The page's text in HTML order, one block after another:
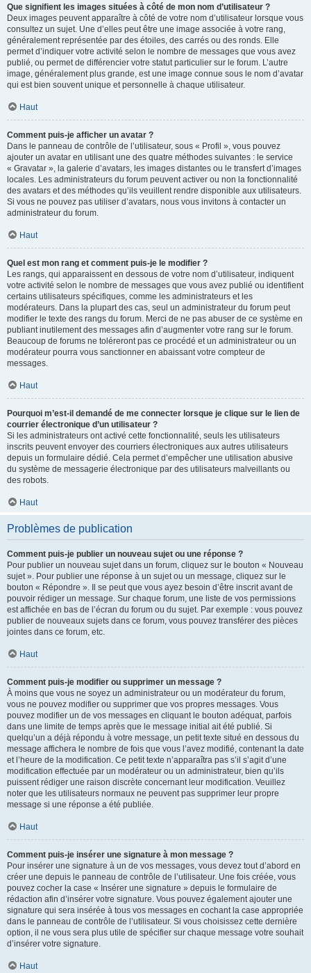
Que signifient les images situées à côté de mon nom d’utilisateur ?
Deux images peuvent apparaître à côté de votre nom d’utilisateur lorsque vous
consultez un sujet. Une d’elles peut être une image associée à votre rang,
généralement représentée par des étoiles, des carrés ou des ronds. Elle
permet d’indiquer votre activité selon le nombre de messages que vous avez
publié, ou permet de différencier votre statut particulier sur le forum. L’autre
image, généralement plus grande, est une image connue sous le nom d’avatar
qui est bien souvent unique et personnelle à chaque utilisateur.
Haut
Comment puis-je afficher un avatar ?
Dans le panneau de contrôle de l’utilisateur, sous « Profil », vous pouvez
ajouter un avatar en utilisant une des quatre méthodes suivantes : le service
« Gravatar », la galerie d’avatars, les images distantes ou le transfert d’images
locales. Les administrateurs du forum peuvent activer ou non la fonctionnalité
des avatars et des méthodes qu’ils veuillent rendre disponible aux utilisateurs.
Si vous ne pouvez pas utiliser d’avatars, nous vous invitons à contacter un
administrateur du forum.
Haut
Quel est mon rang et comment puis-je le modifier ?
Les rangs, qui apparaissent en dessous de votre nom d’utilisateur, indiquent
votre activité selon le nombre de messages que vous avez publié ou identifient
certains utilisateurs spécifiques, comme les administrateurs et les
modérateurs. Dans la plupart des cas, seul un administrateur du forum peut
modifier le texte des rangs du forum. Merci de ne pas abuser de ce système en
publiant inutilement des messages afin d’augmenter votre rang sur le forum.
Beaucoup de forums ne toléreront pas ce procédé et un administrateur ou un
modérateur pourra vous sanctionner en abaissant votre compteur de
messages.
Haut
Pourquoi m’est-il demandé de me connecter lorsque je clique sur le lien de
courrier électronique d’un utilisateur ?
Si les administrateurs ont activé cette fonctionnalité, seuls les utilisateurs
inscrits peuvent envoyer des courriers électroniques aux autres utilisateurs
depuis un formulaire dédié. Cela permet d’empêcher une utilisation abusive
du système de messagerie électronique par des utilisateurs malveillants ou
des robots.
Haut
Problèmes de publication
Comment puis-je publier un nouveau sujet ou une réponse ?
Pour publier un nouveau sujet dans un forum, cliquez sur le bouton « Nouveau
sujet ». Pour publier une réponse à un sujet ou un message, cliquez sur le
bouton « Répondre ». Il se peut que vous ayez besoin d’être inscrit avant de
pouvoir rédiger un message. Sur chaque forum, une liste de vos permissions
est affichée en bas de l’écran du forum ou du sujet. Par exemple : vous pouvez
publier de nouveaux sujets dans ce forum, vous pouvez transférer des pièces
jointes dans ce forum, etc.
Haut
Comment puis-je modifier ou supprimer un message ?
À moins que vous ne soyez un administrateur ou un modérateur du forum,
vous ne pouvez modifier ou supprimer que vos propres messages. Vous
pouvez modifier un de vos messages en cliquant le bouton adéquat, parfois
dans une limite de temps après que le message initial ait été publié. Si
quelqu’un a déjà répondu à votre message, un petit texte situé en dessous du
message affichera le nombre de fois que vous l’avez modifié, contenant la date
et l’heure de la modification. Ce petit texte n’apparaîtra pas s’il s’agit d’une
modification effectuée par un modérateur ou un administrateur, bien qu’ils
puissent rédiger une raison discrète concernant leur modification. Veuillez
noter que les utilisateurs normaux ne peuvent pas supprimer leur propre
message si une réponse a été publiée.
Haut
Comment puis-je insérer une signature à mon message ?
Pour insérer une signature à un de vos messages, vous devez tout d’abord en
créer une depuis le panneau de contrôle de l’utilisateur. Une fois créée, vous
pouvez cocher la case « Insérer une signature » depuis le formulaire de
rédaction afin d’insérer votre signature. Vous pouvez également ajouter une
signature qui sera insérée à tous vos messages en cochant la case appropriée
dans le panneau de contrôle de l’utilisateur. Si vous choisissez cette dernière
option, il ne vous sera plus utile de spécifier sur chaque message votre souhait
d’insérer votre signature.
Haut